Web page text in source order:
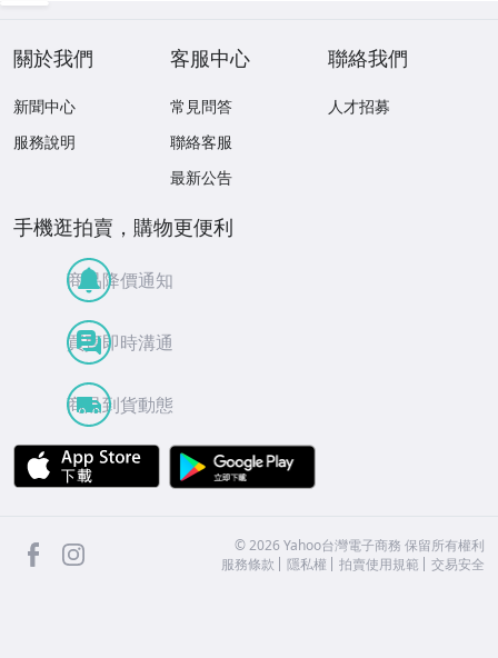
關於我們
新聞中心
服務說明
客服中心
常見問答
聯絡客服
最新公告
聯絡我們
人才招募
手機逛拍賣，購物更便利
商品降價通知
買賣即時溝通
商品到貨動態
APP Store
facebook ©2026 Yahoo台灣電子商務 保留所有權利
服務條款
隱私權 拍賣使用規範 交易安全